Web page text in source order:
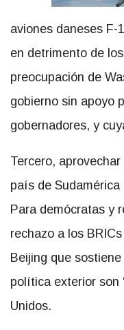
aviones daneses F-
en detrimento de
preocupación de
gobierno sin apoyo
gobernadores, y
Tercero,
país de
Para demócratas y
rechazo a los
Beijing que
política exterior son
Unidos.